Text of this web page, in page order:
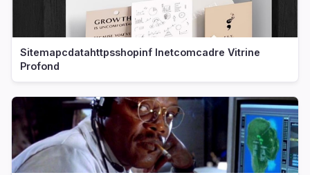
Sitemapcdatahttpsshopinf Inetcomcadre Vitrine
Profond